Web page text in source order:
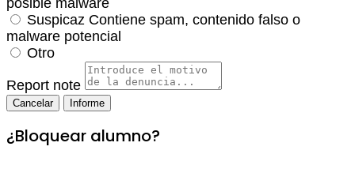
Suspicaz Contiene spam, contenido falso o
malware potencial
Otro
Report note
Informe
¿Bloquear alumno?